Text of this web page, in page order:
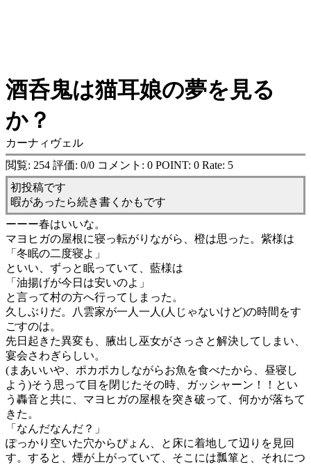
酒呑鬼は猫耳娘の夢を見る
か？
カーナィヴェル
閲覧: 254 評価: 0/0 コメント: 0 POINT: 0 Rate: 5
初投稿です
暇があったら続き書くかもです
ーーー春はいいな。
マヨヒガの屋根に寝っ転がりながら、橙は思った。紫様は
「冬眠の二度寝よ」
といい、ずっと眠っていて、藍様は
「油揚げが今日は安いのよ」
と言って村の方へ行ってしまった。
久しぶりだ。八雲家が一人一人(人じゃないけど)の時間をす
ごすのは。
先日起きた異変も、腋出し巫女がさっさと解決してしまい、
宴会さわぎらしい。
(まあいいや、ポカポカしながらお魚を食べたから、昼寝し
よう)そう思って目を閉じたその時、ガッシャーン！！とい
う轟音と共に、マヨヒガの屋根を突き破って、何かが落ちて
きた。
「なんだなんだ？」
ぽっかり空いた穴からぴょん、と床に着地して辺りを見回
す。すると、煙が上がっていて、そこには瓢箪と、それにつ